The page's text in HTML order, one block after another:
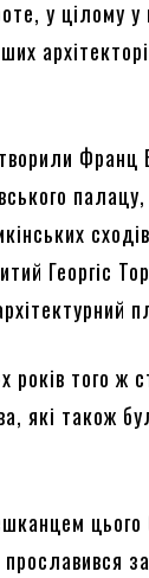
у цілому
Георгіс
років того ж
які також